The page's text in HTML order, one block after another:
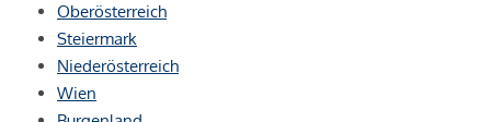
Oberösterreich
Steiermark
Niederösterreich
Wien